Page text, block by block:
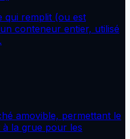
qui remplit (ou est
conteneur entier, utilisé
amovible, permettant le
la grue pour les